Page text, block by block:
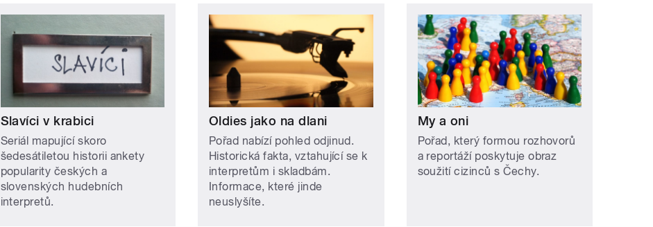
Slavíci v krabici
Seriál mapující skoro
šedesátiletou historii ankety
popularity českých a
slovenských hudebních
interpretů.
Oldies jako na dlani
Pořad nabízí pohled odjinud.
Historická fakta, vztahující se k
interpretům i skladbám.
Informace, které jinde
neuslyšíte.
My a oni
Pořad, který formou rozhovorů
a reportáží poskytuje obraz
soužití cizinců s Čechy.